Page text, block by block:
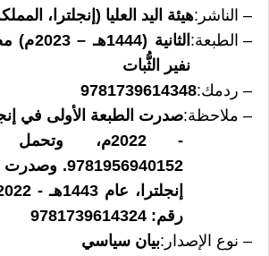
الناشر هيئة اليد العليا (إنجلترا،
الطبعة
الثانية
نفير الثُّبات
ردمك 9781739614348
ملاحظة
- 2022م،
رقم: 9781739614324
نوع الإصدار بيان سياسي